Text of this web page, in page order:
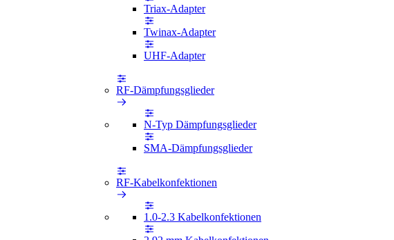
Triax-Adapter
Twinax-Adapter
UHF-Adapter
RF-Dämpfungsglieder
N-Typ Dämpfungsglieder
SMA-Dämpfungsglieder
RF-Kabelkonfektionen
1.0-2.3 Kabelkonfektionen